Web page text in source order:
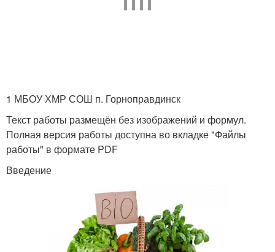
1 МБОУ ХМР СОШ п. Горноправдинск
Текст работы размещён без изображений и формул.
Полная версия работы доступна во вкладке "Файлы
работы" в формате PDF
Введение